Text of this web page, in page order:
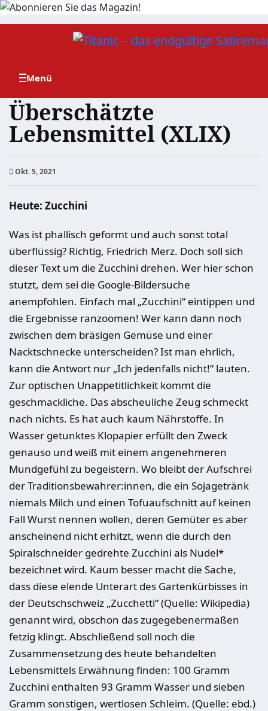
Zum
Überschätzte
Lebensmittel (XLIX)
Okt. 5, 2021
Heute: Zucchini
Was ist phallisch geformt und auch sonst total
überflüssig? Richtig, Friedrich Merz. Doch soll sich
dieser Text um die Zucchini drehen. Wer hier schon
stutzt, dem sei die Google-Bildersuche
anempfohlen. Einfach mal „Zucchini“ eintippen und
die Ergebnisse ranzoomen! Wer kann dann noch
zwischen dem bräsigen Gemüse und einer
Nacktschnecke unterscheiden? Ist man ehrlich,
kann die Antwort nur „Ich jedenfalls nicht!“ lauten.
Zur optischen Unappetitlichkeit kommt die
geschmackliche. Das abscheuliche Zeug schmeckt
nach nichts. Es hat auch kaum Nährstoffe. In
Wasser getunktes Klopapier erfüllt den Zweck
genauso und weiß mit einem angenehmeren
Mundgefühl zu begeistern. Wo bleibt der Aufschrei
der Traditionsbewahrer:innen, die ein Sojagetränk
niemals Milch und einen Tofuaufschnitt auf keinen
Fall Wurst nennen wollen, deren Gemüter es aber
anscheinend nicht erhitzt, wenn die durch den
Spiralschneider gedrehte Zucchini als Nudel*
bezeichnet wird. Kaum besser macht die Sache,
dass diese elende Unterart des Gartenkürbisses in
der Deutschschweiz „Zucchetti“ (Quelle: Wikipedia)
genannt wird, obschon das zugegebenermaßen
fetzig klingt. Abschließend soll noch die
Zusammensetzung des heute behandelten
Lebensmittels Erwähnung finden: 100 Gramm
Zucchini enthalten 93 Gramm Wasser und sieben
Gramm sonstigen, wertlosen Schleim. (Quelle: ebd.)